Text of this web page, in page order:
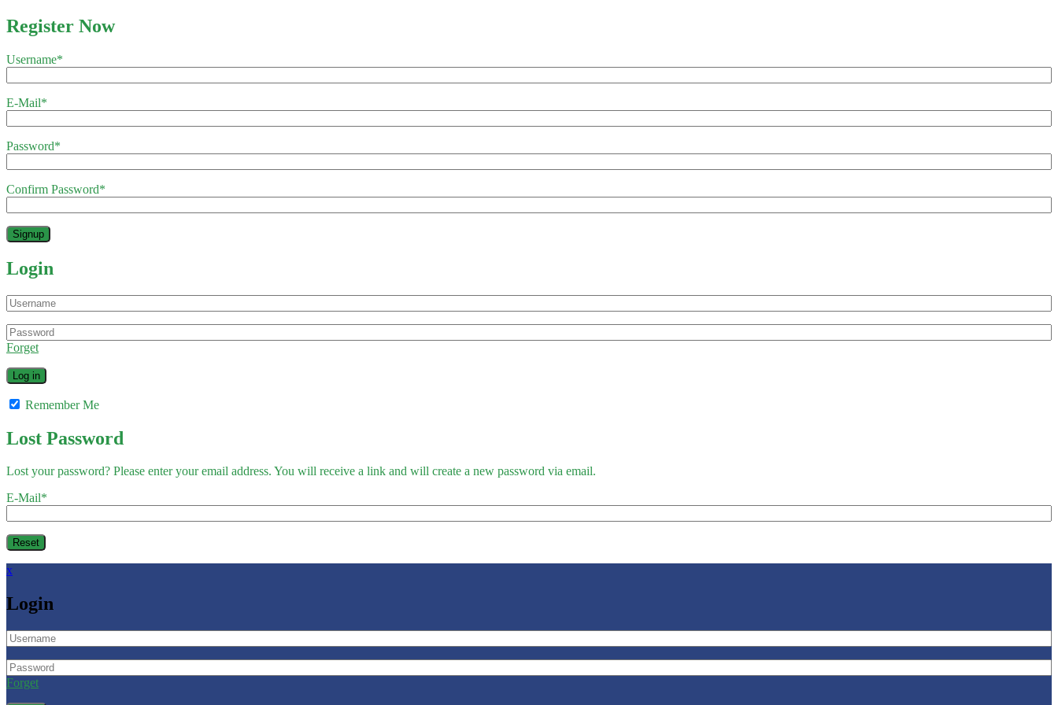
Register Now
Username*
E-Mail*
Password*
Confirm Password*
Login
Forget
Remember Me
Lost Password
Lost your password? Please enter your email address. You will receive a link and will create a new password via email.
E-Mail*
x
Login
Forget